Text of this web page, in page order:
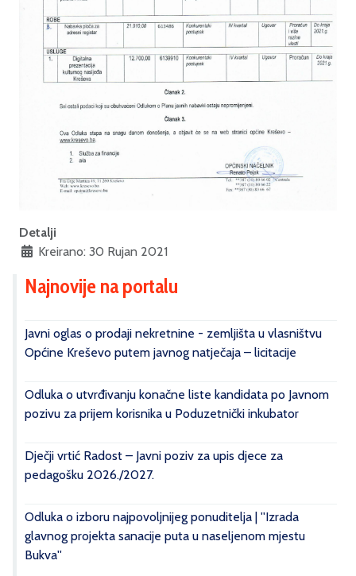
Detalji
Kreirano: 30 Rujan 2021
Najnovije na portalu
Javni oglas o prodaji nekretnine - zemljišta u vlasništvu
Općine Kreševo putem javnog natječaja – licitacije
Odluka o utvrđivanju konačne liste kandidata po Javnom
pozivu za prijem korisnika u Poduzetnički inkubator
Dječji vrtić Radost – Javni poziv za upis djece za
pedagošku 2026./2027.
Odluka o izboru najpovoljnijeg ponuditelja | ''Izrada
glavnog projekta sanacije puta u naseljenom mjestu
Bukva''